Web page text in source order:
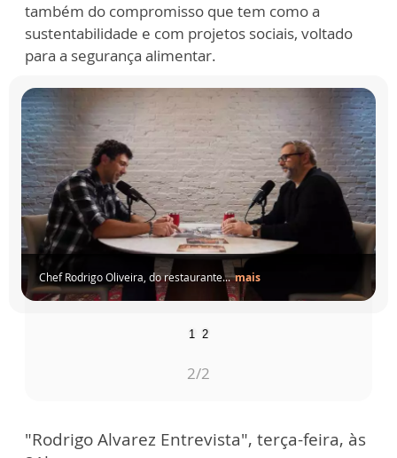
também do compromisso que tem como a
sustentabilidade e com projetos sociais, voltado
para a segurança alimentar.
Chef Rodrigo Oliveira, do restaurante... mais
1 2
1/2
"Rodrigo Alvarez Entrevista", terça-feira, às